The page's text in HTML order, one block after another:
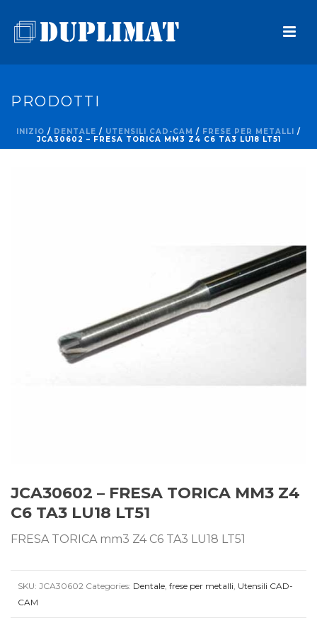
PRODOTTI
INIZIO / DENTALE / UTENSILI CAD-CAM / FRESE PER METALLI /
JCA30602 – FRESA TORICA MM3 Z4 C6 TA3 LU18 LT51
JCA30602 – FRESA TORICA MM3 Z4
C6 TA3 LU18 LT51
FRESA TORICA mm3 Z4 C6 TA3 LU18 LT51
SKU: JCA30602 Categories: Dentale, frese per metalli, Utensili CAD-
CAM